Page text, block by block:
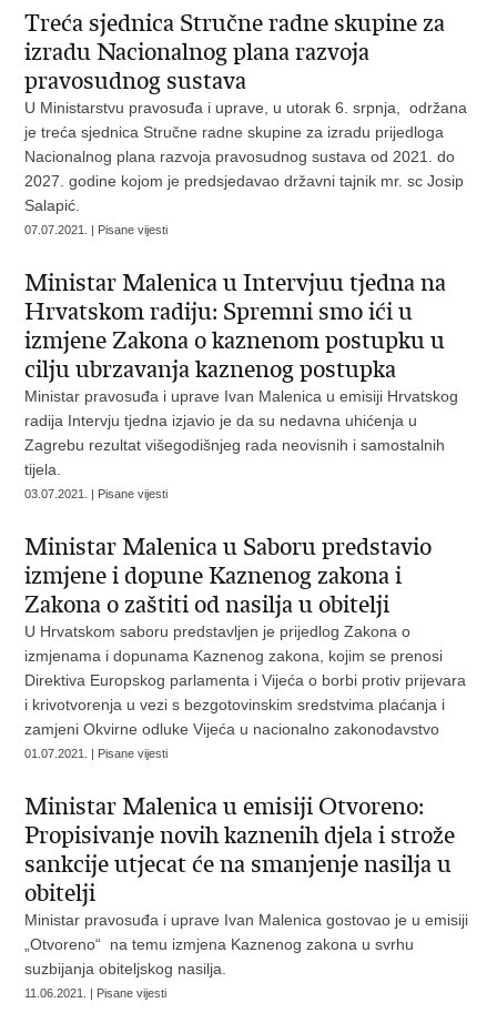
Treća sjednica Stručne radne skupine za
izradu Nacionalnog plana razvoja
pravosudnog sustava
U Ministarstvu pravosuđa i uprave, u utorak 6. srpnja, održana
je treća sjednica Stručne radne skupine za izradu prijedloga
Nacionalnog plana razvoja pravosudnog sustava od 2021. do
2027. godine kojom je predsjedavao državni tajnik mr. sc Josip
Salapić.
07.07.2021. | Pisane vijesti
Ministar Malenica u Intervjuu tjedna na
Hrvatskom radiju: Spremni smo ići u
izmjene Zakona o kaznenom postupku u
cilju ubrzavanja kaznenog postupka
Ministar pravosuđa i uprave Ivan Malenica u emisiji Hrvatskog
radija Intervju tjedna izjavio je da su nedavna uhićenja u
Zagrebu rezultat višegodišnjeg rada neovisnih i samostalnih
tijela.
03.07.2021. | Pisane vijesti
Ministar Malenica u Saboru predstavio
izmjene i dopune Kaznenog zakona i
Zakona o zaštiti od nasilja u obitelji
U Hrvatskom saboru predstavljen je prijedlog Zakona o
izmjenama i dopunama Kaznenog zakona, kojim se prenosi
Direktiva Europskog parlamenta i Vijeća o borbi protiv prijevara
i krivotvorenja u vezi s bezgotovinskim sredstvima plaćanja i
zamjeni Okvirne odluke Vijeća u nacionalno zakonodavstvo
01.07.2021. | Pisane vijesti
Ministar Malenica u emisiji Otvoreno:
Propisivanje novih kaznenih djela i strože
sankcije utjecat će na smanjenje nasilja u
obitelji
Ministar pravosuđa i uprave Ivan Malenica gostovao je u emisiji
„Otvoreno“ na temu izmjena Kaznenog zakona u svrhu
suzbijanja obiteljskog nasilja.
11.06.2021. | Pisane vijesti